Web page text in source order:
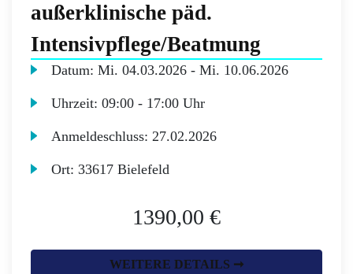
außerklinische päd.
Intensivpflege/Beatmung
Datum:Mi. 04.03.2026 -Mi. 10.06.2026
Uhrzeit:09:00 - 17:00 Uhr
Anmeldeschluss:27.02.2026
Ort:33617 Bielefeld
1390,00 €
WEITERE DETAILS ➞